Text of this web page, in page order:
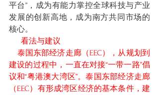
平台”，成为有能力掌控全球科技与产业
发展的创新高地，成为南方共同市场的
核心。
看法与建议
建设的过程中，一直在对接“一带一路”倡
议和“粤港澳大湾区”。泰国东部经济走廊
（EEC）有形成湾区经济的基本条件，建